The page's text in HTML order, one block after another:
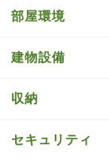
部屋環境
建物設備
収納
セキュリティ